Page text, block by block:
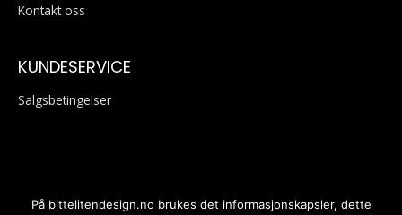
Kontakt oss
KUNDESERVICE
Salgsbetingelser
På bittelitendesign.no brukes det informasjonskapsler, dette